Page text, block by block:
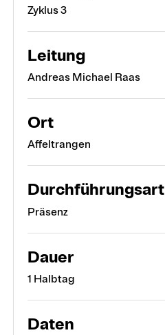
Zyklus 3
Leitung
Andreas Michael Raas
Ort
Affeltrangen
Durchführungsart
Präsenz
Dauer
1 Halbtag
Daten